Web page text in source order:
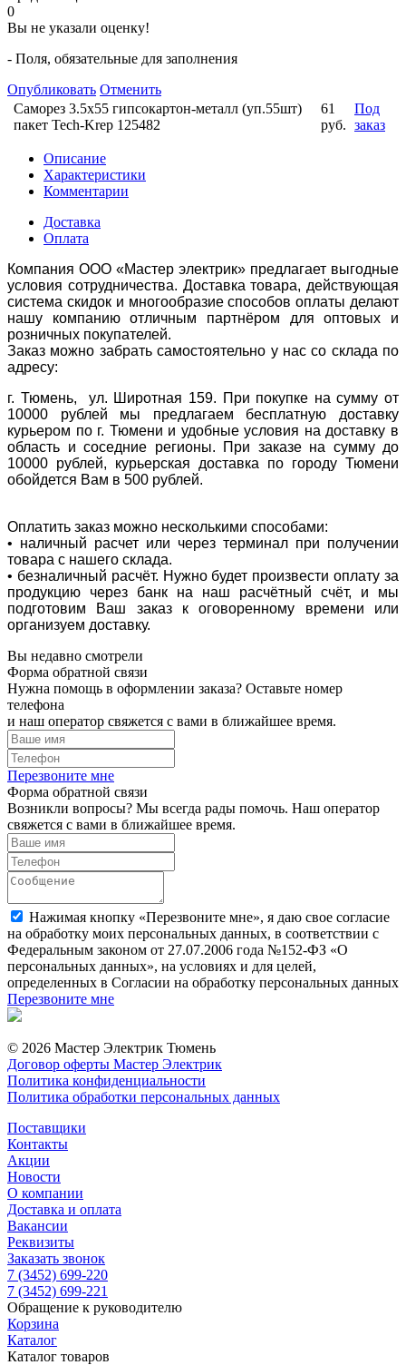
0
Вы не указали оценку!
- Поля, обязательные для заполнения
Опубликовать Отменить
Саморез 3.5х55 гипсокартон-металл (уп.55шт)
пакет Tech-Krep 125482
61
руб.
Под
заказ
Описание
Характеристики
Комментарии
Доставка
Оплата
Компания ООО «Мастер электрик» предлагает выгодные
условия сотрудничества. Доставка товара, действующая
система скидок и многообразие способов оплаты делают
нашу компанию отличным партнёром для оптовых и
розничных покупателей.
Заказ можно забрать самостоятельно у нас со склада по
адресу:
г. Тюмень, ул. Широтная 159. При покупке на сумму от
10000 рублей мы предлагаем бесплатную доставку
курьером по г. Тюмени и удобные условия на доставку в
область и соседние регионы. При заказе на сумму до
10000 рублей, курьерская доставка по городу Тюмени
обойдется Вам в 500 рублей.
Оплатить заказ можно несколькими способами:
• наличный расчет или через терминал при получении
товара с нашего склада.
• безналичный расчёт. Нужно будет произвести оплату за
продукцию через банк на наш расчётный счёт, и мы
подготовим Ваш заказ к оговоренному времени или
организуем доставку.
Вы недавно смотрели
Форма обратной связи
Нужна помощь в оформлении заказа? Оставьте номер
телефона
и наш оператор свяжется с вами в ближайшее время.
Перезвоните мне
Форма обратной связи
Возникли вопросы? Мы всегда рады помочь. Наш оператор
свяжется с вами в ближайшее время.
Нажимая кнопку «Перезвоните мне», я даю свое согласие
на обработку моих персональных данных, в соответствии с
Федеральным законом от 27.07.2006 года №152-ФЗ «О
персональных данных», на условиях и для целей,
определенных в Согласии на обработку персональных данных
Перезвоните мне
© 2026 Мастер Электрик Тюмень
Договор оферты Мастер Электрик
Политика конфиденциальности
Политика обработки персональных данных
Поставщики
Контакты
Акции
Новости
О компании
Доставка и оплата
Вакансии
Реквизиты
Заказать звонок
7 (3452) 699-220
7 (3452) 699-221
Обращение к руководителю
Корзина
Каталог
Каталог товаров